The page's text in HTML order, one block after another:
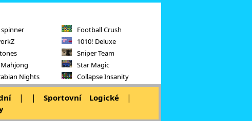
Nights
Football Crush
1010! Deluxe
Sniper Team
Star Magic
Collapse Insanity
| | Sportovní Logické |